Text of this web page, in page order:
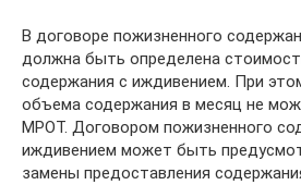
В договоре пожизненного
должна быть определена
содержания с иждивением. При
объема содержания в месяц не
МРОТ. Договором пожизненного
иждивением может быть
замены предоставления